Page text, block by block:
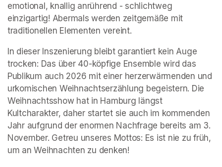
emotional, knallig anrührend - schlichtweg
einzigartig! Abermals werden zeitgemäße mit
traditionellen Elementen vereint.
In dieser Inszenierung bleibt garantiert kein Auge
trocken: Das über 40-köpfige Ensemble wird das
Publikum auch 2026 mit einer herzerwärmenden und
urkomischen Weihnachtserzählung begeistern. Die
Weihnachtsshow hat in Hamburg längst
Kultcharakter, daher startet sie auch im kommenden
Jahr aufgrund der enormen Nachfrage bereits am 3.
November. Getreu unseres Mottos: Es ist nie zu früh,
um an Weihnachten zu denken!